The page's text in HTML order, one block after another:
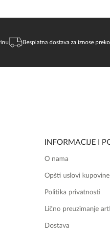
Besplatna dostava za iznose
INFORMACIJE I
O nama
Opšti uslovi kupovine
Politika privatnosti
Lično preuzimanje
Dostava